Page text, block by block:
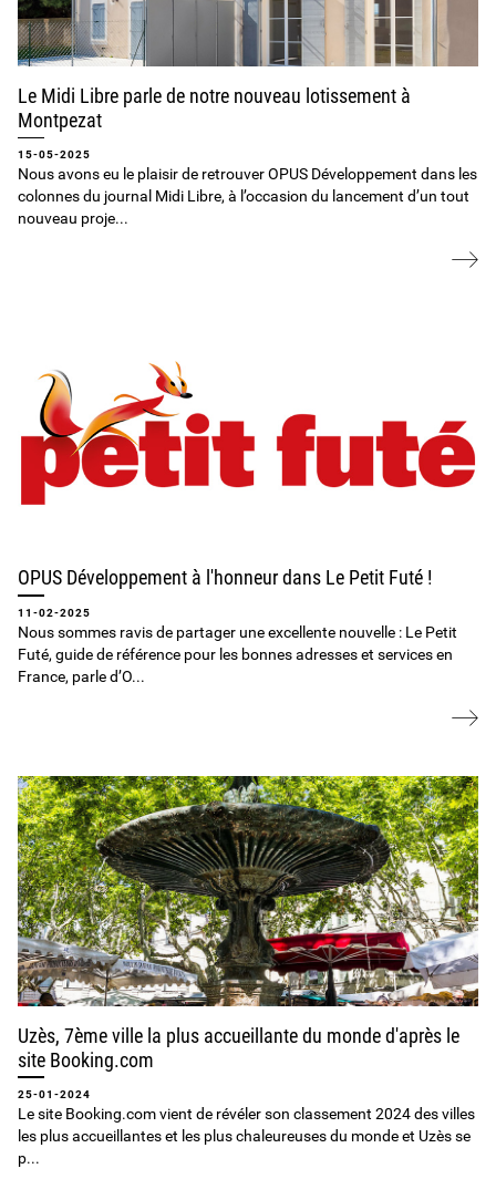
Le Midi Libre parle de notre nouveau lotissement à
Montpezat
15-05-2025
Nous avons eu le plaisir de retrouver OPUS Développement dans les
colonnes du journal Midi Libre, à l’occasion du lancement d’un tout
nouveau proje...
OPUS Développement à l'honneur dans Le Petit Futé !
11-02-2025
Nous sommes ravis de partager une excellente nouvelle : Le Petit
Futé, guide de référence pour les bonnes adresses et services en
France, parle d’O...
Uzès, 7ème ville la plus accueillante du monde d'après le
site Booking.com
25-01-2024
Le site Booking.com vient de révéler son classement 2024 des villes
les plus accueillantes et les plus chaleureuses du monde et Uzès se
p...